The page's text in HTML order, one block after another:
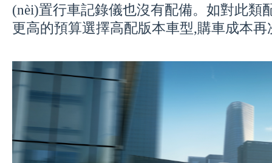
(nèi)置行車記錄儀也沒有配備。 如對此類
更高的預算選擇高配版本車型,購車成本再